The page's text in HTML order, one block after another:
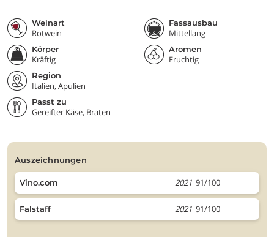
Weinart
Rotwein
Fassausbau
Mittellang
Körper
Kräftig
Aromen
Fruchtig
Region
Italien, Apulien
Passt zu
Gereifter Käse, Braten
auszeichnungen
Vino.com 2021 91/100
Falstaff 2021 91/100